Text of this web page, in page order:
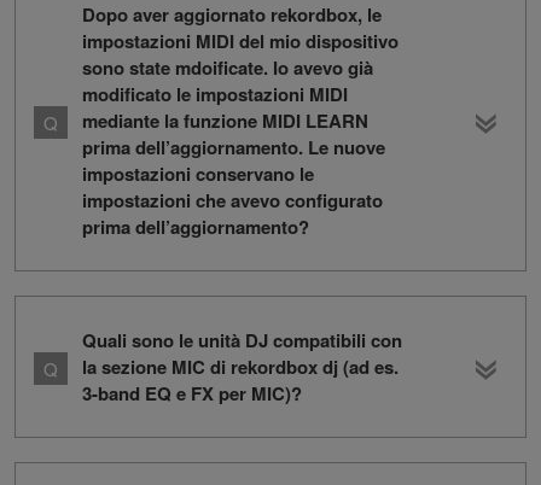
Dopo aver aggiornato rekordbox, le
impostazioni MIDI del mio dispositivo
sono state mdoificate. Io avevo già
modificato le impostazioni MIDI
mediante la funzione MIDI LEARN
prima dell’aggiornamento. Le nuove
impostazioni conservano le
impostazioni che avevo configurato
prima dell’aggiornamento?
Quali sono le unità DJ compatibili con
la sezione MIC di rekordbox dj (ad es.
3-band EQ e FX per MIC)?